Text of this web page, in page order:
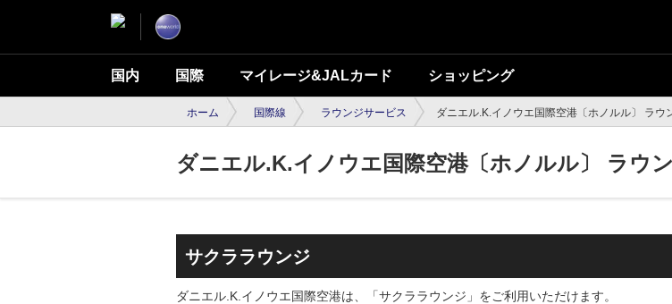
国内 国際 マイレージ&JALカード ショッピング
ホーム 国際線 ラウンジサービス ダニエル.K.イノウエ国際空港〔ホノルル〕 ラウ
ダニエル.K.イノウエ国際空港〔ホノルル〕 ラウ
サクララウンジ
ダニエル.K.イノウエ国際空港は、「サクララウンジ」をご利用いただけます。